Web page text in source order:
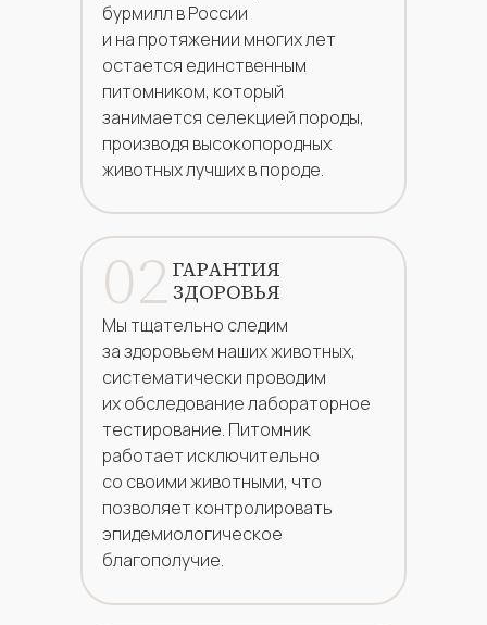
02 ГАРАНТИЯ
ЗДОРОВЬЯ
Мы тщательно следим
за здоровьем наших животных,
систематически проводим
их обследование лабораторное
тестирование. Питомник
работает исключительно
со своими животными, что
позволяет контролировать
эпидемиологическое
благополучие.
бурмилл в России
и на протяжении многих лет
остается единственным
питомником, который
занимается селекцией породы,
производя высокопородных
животных лучших в породе.